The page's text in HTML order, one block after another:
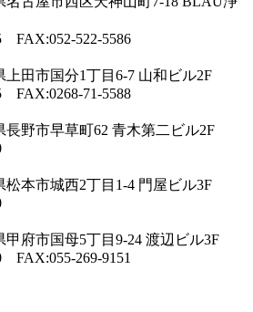
FAX:052-522-5586
上田市国分1丁目6-7 山和ビル2F
FAX:0268-71-5588
長野市早草町62 青木第二ビル2F
松本市城西2丁目1-4 門屋ビル3F
甲府市国母5丁目9-24 渡辺ビル3F
FAX:055-269-9151